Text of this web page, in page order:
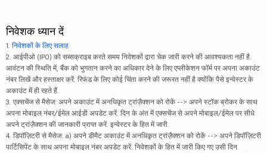
निवेशक ध्यान दें
1. निवेशकों के लिए सलाह
2. आईपीओ (IPO) को सब्सक्राइब करते समय निवेशकों द्वारा चेक जारी करने की आवश्यकता नहीं है.
आवंटन की स्थिति में, बैंक को भुगतान करने का अधिकार देने के लिए एप्लीकेशन फॉर्म पर अपना अकाउंट
नंबर लिखें और हस्ताक्षर करें. रिफंड के लिए कोई चिंता करने की जरूरत नहीं है क्योंकि पैसे इन्वेस्टर के
अकाउंट में ही रहते हैं.
3. एक्सचेंज से मैसेज: अपने अकाउंट में अनधिकृत ट्रांज़ैक्शन को रोकें --> अपने स्टॉक ब्रोकर के साथ
अपना मोबाइल नंबर/ईमेल आईडी अपडेट करें. दिन के अंत में एक्सचेंज से अपने मोबाइल/ईमेल पर सीधे
अपने ट्रांज़ैक्शन की जानकारी प्राप्त करें. इन्वेस्टर के हित में जारी.
4. डिपॉज़िटरी से मैसेज: a) अपने डीमैट अकाउंट में अनधिकृत ट्रांज़ैक्शन को रोकें --> अपने डिपॉज़िटरी
पार्टिसिपेंट के साथ अपना मोबाइल नंबर अपडेट करें. निवेशकों के हित में जारी किए गए उसी दिन